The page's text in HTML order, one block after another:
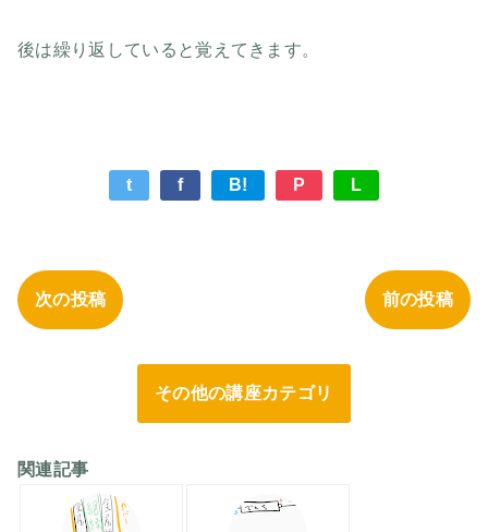
後は繰り返していると覚えてきます。
t f B! P L
次の投稿 前の投稿
その他の講座カテゴリ
関連記事